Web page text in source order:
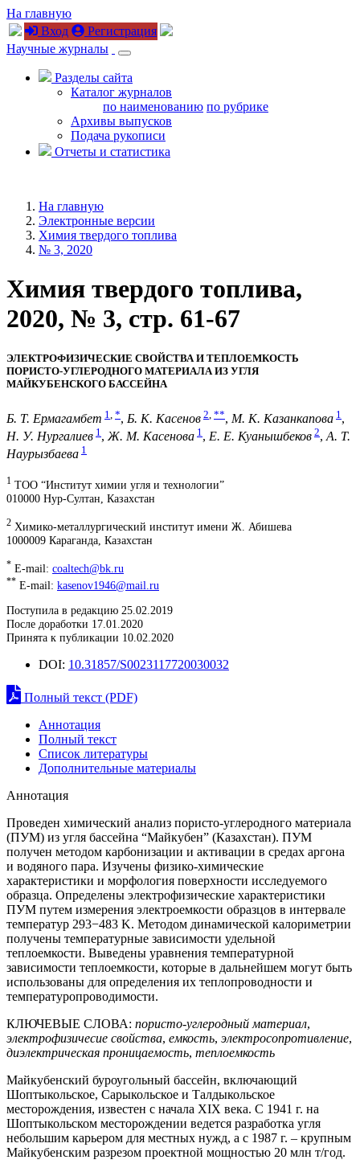
На главную
Вход
Регистрация
Научные журналы
Разделы сайта
Каталог журналов
по наименованию по рубрике
Архивы выпусков
Подача рукописи
Отчеты и статистика
На главную
Электронные версии
Химия твердого топлива
№ 3, 2020
Химия твердого топлива,
2020, № 3, стр. 61-67
ЭЛЕКТРОФИЗИЧЕСКИЕ СВОЙСТВА И ТЕПЛОЕМКОСТЬ
ПОРИСТО-УГЛЕРОДНОГО МАТЕРИАЛА ИЗ УГЛЯ
МАЙКУБЕНСКОГО БАССЕЙНА
Б. Т. Ермагамбет 1 *, Б. К. Касенов 2 **, М. К. Казанкапова 1 ,
Н. У. Нургалиев 1,Ж. М. Касенова 1, Е. Е. Куанышбеков 2,А. Т.
Наурызбаева 1
1 ТОО “Институт химии угля и технологии”
010000 Нур-Султан, Казахстан
2 Химико-металлургический институт имени Ж. Абишева
1000009 Караганда, Казахстан
* E-mail: coaltech@bk.ru
** E-mail: kasenov1946@mail.ru
Поступила в редакцию 25.02.2019
После доработки 17.01.2020
Принята к публикации 10.02.2020
DOI: 10.31857/S0023117720030032
Полный текст (PDF)
Аннотация
Полный текст
Список литературы
Дополнительные материалы
Аннотация
Проведен химический анализ пористо-углеродного материала
(ПУМ) из угля бассейна “Майкубен” (Казахстан). ПУМ
получен методом карбонизации и активации в средах аргона
и водяного пара. Изучены физико-химические
характеристики и морфология поверхности исследуемого
образца. Определены электрофизические характеристики
ПУМ путем измерения электроемкости образцов в интервале
температур 293−483 K. Методом динамической калориметрии
получены температурные зависимости удельной
теплоемкости. Выведены уравнения температурной
зависимости теплоемкости, которые в дальнейшем могут быть
использованы для определения их теплопроводности и
температуропроводимости.
КЛЮЧЕВЫЕ СЛОВА: пористо-углеродный материал,
электрофизичесие свойства, емкость, электросопротивление,
диэлектрическая проницаемость, теплоемкость
Майкубенский буроугольный бассейн, включающий
Шоптыкольское, Сарыкольское и Талдыкольское
месторождения, известен с начала XIX века. С 1941 г. на
Шоптыкольском месторождении ведется разработка угля
небольшим карьером для местных нужд, а с 1987 г. – крупным
Майкубенским разрезом проектной мощностью 20 млн т/год.